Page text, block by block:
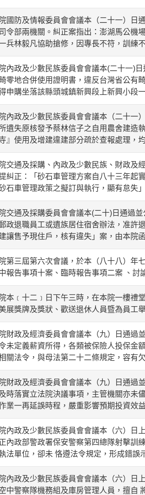
防及情報委員會會議本（二十一）日通
令部兩機關。糾正案指出：澎湖馬公機
兵林毅凡協助搶修，因專長不符，訓練
政及少數民族委員會會議本(二十一)日
零地合併使用證明書，違反台灣省公有
申購坐落該縣頭城鎮新興段上新興小段
政及少數民族委員會會議本（二十一）
遺失原核發予蔡林信子之自用農舍建造
』使用及增建違建部分疏於查報處理，
通及採購、內政及少數民族、財政及
糾正：「砂石車管理方案自八十三年起
石車管理政策之擬訂與執行，顯有怠失
通及採購委員會會議本(二十)日通過並
政退職員工或遺族居住宿舍辦法，准許
讓售予現住戶，核有違失」案，由本院
三屆第六次會議，於本（八十八）年七
報告事項十案、臨時報告事項二案 、討
﹝十二﹞日下午三時，在本院一樓禮堂
展獎牌及獎狀、歡送退休人員暨為員工
政及經濟委員會會議本（九）日通過
未定義薪資所得，各類被保險人投保金
關法令，與母法第二十二條規定，容有
政及經濟委員會會議本（九）日通過
時落實立法院決議事項，主管機關亦未
業一再延誤時程，嚴重影響預期投資效
政及少數民族委員會會議本（六）日
內政部警政署保安警察第四總隊射擊訓
法單位，卻未 恪遵法令規定，形成錯誤
政及少數民族委員會會議本（六）日
中警察隊機務組及庫房管理人員，擅自